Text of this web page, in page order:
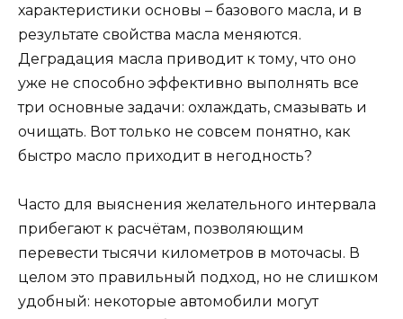
характеристики основы – базового масла, и в
результате свойства масла меняются.
Деградация масла приводит к тому, что оно
уже не способно эффективно выполнять все
три основные задачи: охлаждать, смазывать и
очищать. Вот только не совсем понятно, как
быстро масло приходит в негодность?
Часто для выяснения желательного интервала
прибегают к расчётам, позволяющим
перевести тысячи километров в моточасы. В
целом это правильный подход, но не слишком
удобный: некоторые автомобили могут